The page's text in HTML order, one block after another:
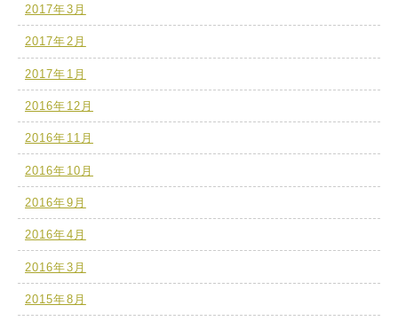
2017年3月
2017年2月
2017年1月
2016年12月
2016年11月
2016年10月
2016年9月
2016年4月
2016年3月
2015年8月